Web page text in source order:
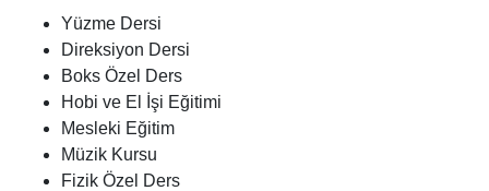
Yüzme Dersi
Direksiyon Dersi
Boks Özel Ders
Hobi ve El İşi Eğitimi
Mesleki Eğitim
Müzik Kursu
Fizik Özel Ders